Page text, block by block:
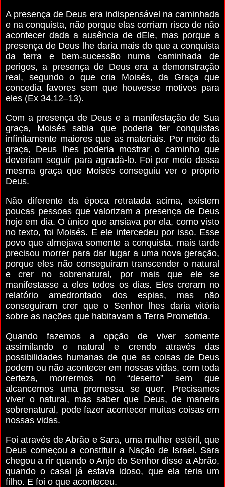
A presença de Deus era indispensável na caminhada
e na conquista, não porque elas corriam risco de não
acontecer dada a ausência de dEle, mas porque a
presença de Deus lhe daria mais do que a conquista
da terra e bem-sucessão numa caminhada de
perigos, a presença de Deus era a demonstração
real, segundo o que cria Moisés, da Graça que
concedia favores sem que houvesse motivos para
eles (Ex 34.12–13).
Com a presença de Deus e a manifestação de Sua
graça, Moisés sabia que poderia ter conquistas
infinitamente maiores que as materiais. Por meio da
graça, Deus lhes poderia mostrar o caminho que
deveriam seguir para agradá-lo. Foi por meio dessa
mesma graça que Moisés conseguiu ver o próprio
Deus.
Não diferente da época retratada acima, existem
poucas pessoas que valorizam a presença de Deus
hoje em dia. O único que ansiava por ela, como visto
no texto, foi Moisés. E ele intercedeu por isso. Esse
povo que almejava somente a conquista, mais tarde
precisou morrer para dar lugar a uma nova geração,
porque eles não conseguiram transcender o natural
e crer no sobrenatural, por mais que ele se
manifestasse a eles todos os dias. Eles creram no
relatório amedrontado dos espias, mas não
conseguiram crer que o Senhor lhes daria vitória
sobre as nações que habitavam a Terra Prometida.
Quando fazemos a opção de viver somente
assimilando o natural e crendo através das
possibilidades humanas de que as coisas de Deus
podem ou não acontecer em nossas vidas, com toda
certeza, morrermos no “deserto” sem que
alcancemos uma promessa se quer. Precisamos
viver o natural, mas saber que Deus, de maneira
sobrenatural, pode fazer acontecer muitas coisas em
nossas vidas.
Foi através de Abrão e Sara, uma mulher estéril, que
Deus começou a constituir a Nação de Israel. Sara
chegou a rir quando o Anjo do Senhor disse a Abrão,
quando o casal já estava idoso, que ela teria um
filho. E foi o que aconteceu.